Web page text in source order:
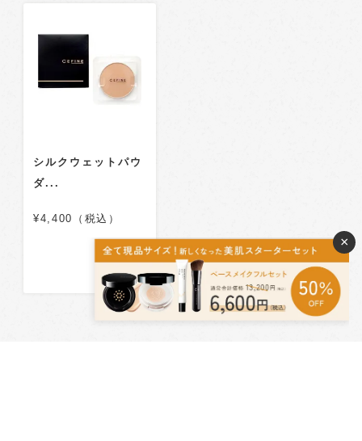
シルクウェットパウ
ダ...
¥4,400（税込）
×